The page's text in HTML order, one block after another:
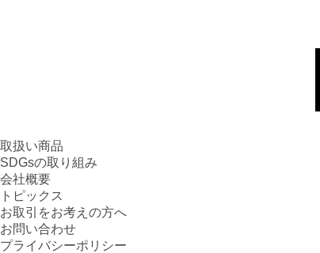
取扱い商品
SDGsの取り組み
会社概要
トピックス
お取引をお考えの方へ
お問い合わせ
プライバシーポリシー